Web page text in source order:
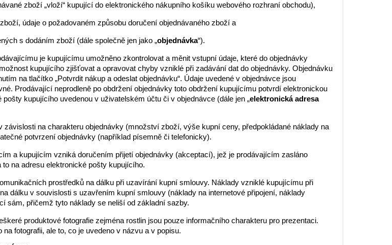
zboží „vloží“ kupující do elektronického nákupního košíku webového rozhraní obchodu),
údaje o požadovaném způsobu doručení objednávaného zboží a
s dodáním zboží (dále společně jen jako „objednávka“).
je kupujícímu umožněno zkontrolovat a měnit vstupní údaje, které do objednávky
kupujícího zjišťovat a opravovat chyby vzniklé při zadávání dat do objednávky. Objednávku
na tlačítko „Potvrdit nákup a odeslat objednávku“. Údaje uvedené v objednávce jsou
Prodávající neprodleně po obdržení objednávky toto obdržení kupujícímu potvrdí elektronickou
pošty kupujícího uvedenou v uživatelském účtu či v objednávce (dále jen „elektronická adresa
závislosti na charakteru objednávky (množství zboží, výše kupní ceny, předpokládané náklady na
potvrzení objednávky (například písemně či telefonicky).
a kupujícím vzniká doručením přijetí objednávky (akceptací), jež je prodávajícím zasláno
na adresu elektronické pošty kupujícího.
prostředků na dálku při uzavírání kupní smlouvy. Náklady vzniklé kupujícímu při
dálku v souvislosti s uzavřením kupní smlouvy (náklady na internetové připojení, náklady
sám, přičemž tyto náklady se neliší od základní sazby.
produktové fotografie zejména rostlin jsou pouze informačního charakteru pro prezentaci.
fotografii, ale to, co je uvedeno v názvu a v popisu.